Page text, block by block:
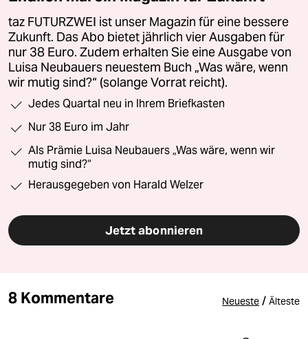
taz FUTURZWEI ist unser Magazin für eine bessere
Zukunft. Das Abo bietet jährlich vier Ausgaben für
nur 38 Euro. Zudem erhalten Sie eine Ausgabe von
Luisa Neubauers neuestem Buch „Was wäre, wenn
wir mutig sind?“ (solange Vorrat reicht).
Jedes Quartal neu in Ihrem Briefkasten
Nur 38 Euro im Jahr
Als Prämie Luisa Neubauers „Was wäre, wenn wir
mutig sind?“
Herausgegeben von Harald Welzer
Jetzt abonnieren
8 Kommentare Neueste / Älteste